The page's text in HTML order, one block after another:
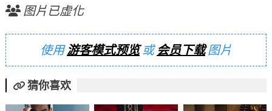
图片已虚化
使用游客模式预览或会员下载图片
猜你喜欢